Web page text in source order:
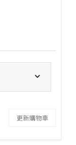
更新購物車